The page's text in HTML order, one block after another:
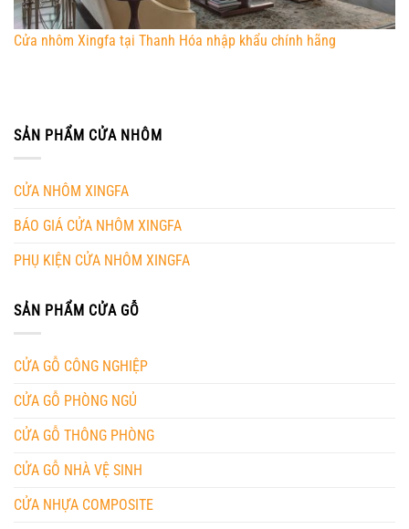
Cửa nhôm Xingfa tại Thanh Hóa nhập khẩu chính hãng
SẢN PHẨM CỬA NHÔM
CỬA NHÔM XINGFA
BÁO GIÁ CỬA NHÔM XINGFA
PHỤ KIỆN CỬA NHÔM XINGFA
SẢN PHẨM CỬA GỖ
CỬA GỖ CÔNG NGHIỆP
CỬA GỖ PHÒNG NGỦ
CỬA GỖ THÔNG PHÒNG
CỬA GỖ NHÀ VỆ SINH
CỬA NHỰA COMPOSITE